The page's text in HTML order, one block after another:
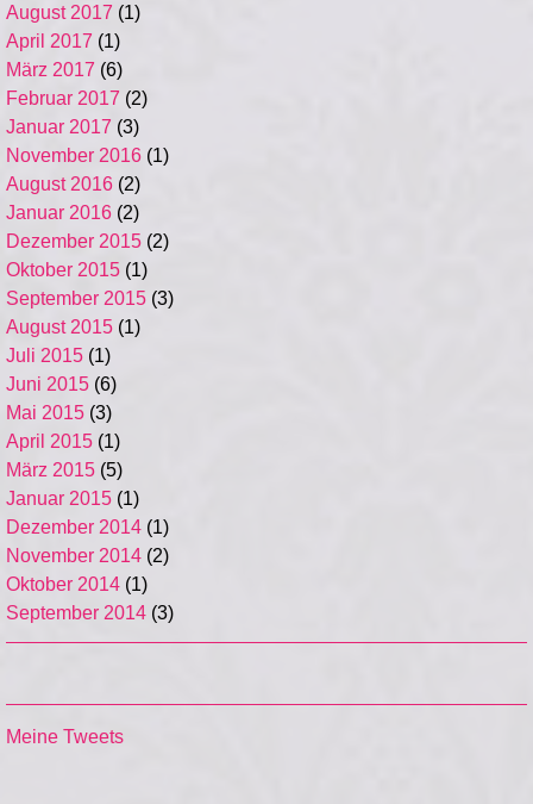
August 2017 (1)
April 2017 (1)
März 2017 (6)
Februar 2017 (2)
Januar 2017 (3)
November 2016 (1)
August 2016 (2)
Januar 2016 (2)
Dezember 2015 (2)
Oktober 2015 (1)
September 2015 (3)
August 2015 (1)
Juli 2015 (1)
Juni 2015 (6)
Mai 2015 (3)
April 2015 (1)
März 2015 (5)
Januar 2015 (1)
Dezember 2014 (1)
November 2014 (2)
Oktober 2014 (1)
September 2014 (3)
Meine Tweets